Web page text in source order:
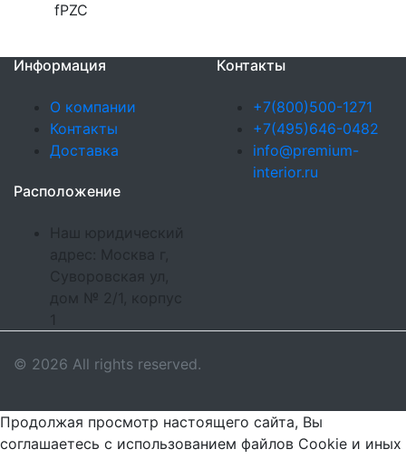
fPZC
Информация
О компании
Контакты
Доставка
Контакты
+7(800)500-1271
+7(495)646-0482
info@premium-
interior.ru
Расположение
Наш юридический
адрес: Москва г,
Суворовская ул,
дом № 2/1, корпус
© 2026 All rights reserved.
Продолжая просмотр настоящего сайта, Вы
соглашаетесь с использованием файлов Cookie и иных